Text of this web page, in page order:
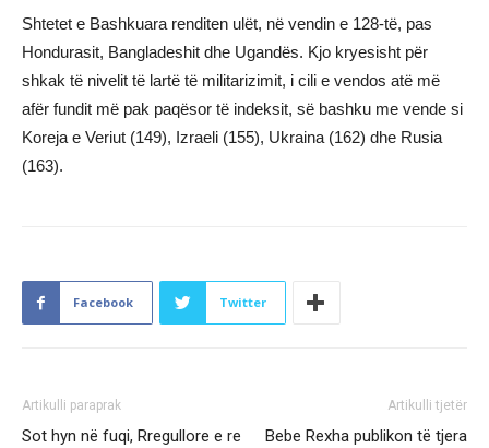
Shtetet e Bashkuara renditen ulët, në vendin e 128-të, pas
Hondurasit, Bangladeshit dhe Ugandës. Kjo kryesisht për
shkak të nivelit të lartë të militarizimit, i cili e vendos atë më
afër fundit më pak paqësor të indeksit, së bashku me vende si
Koreja e Veriut (149), Izraeli (155), Ukraina (162) dhe Rusia
(163).
Facebook Twitter
Artikulli paraprak
Sot hyn në fuqi, Rregullore e re
Artikulli tjetër
Bebe Rexha publikon të tjera